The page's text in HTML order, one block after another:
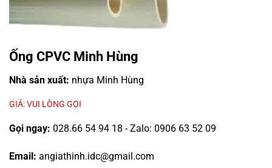
Ống CPVC Minh Hùng
Nhà sản xuất: nhựa Minh Hùng
GIÁ: VUI LÒNG GỌI
Gọi ngay: 028.66 54 94 18 - Zalo: 0906 63 52 09
Email: angiathinh.idc@gmail.com